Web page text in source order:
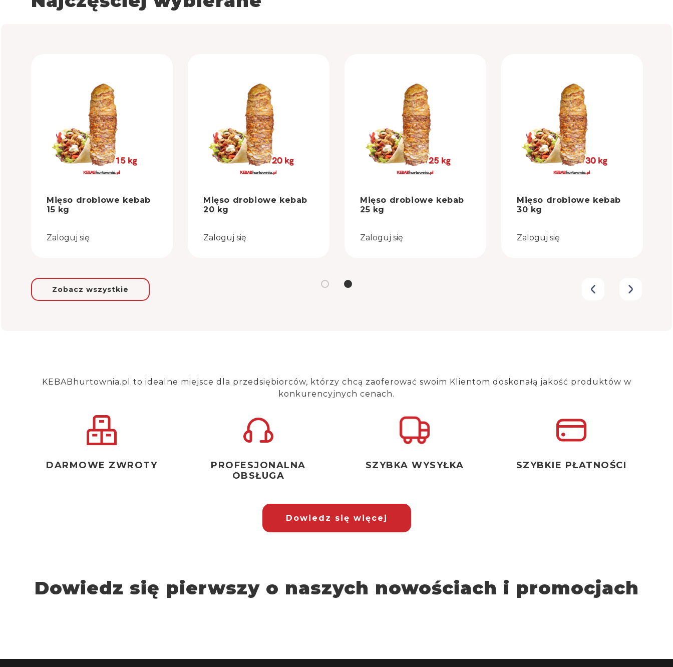
Mięso drobiowe kebab
15 kg
Zaloguj się
Mięso drobiowe kebab
20 kg
Zaloguj się
Mięso drobiowe kebab
25 kg
Zaloguj się
Mięso drobiowe kebab
30 kg
Zaloguj się
Zobacz wszystkie
KEBABhurtownia.pl to idealne miejsce dla przedsiębiorców, którzy chcą zaoferować swoim Klientom doskonałą jakość produktów w
konkurencyjnych cenach.
DARMOWE ZWROTY
PROFESJONALNA
OBSŁUGA
SZYBKA WYSYŁKA SZYBKIE PŁATNOŚCI
Dowiedz się więcej
Dowiedz się pierwszy o naszych nowościach i promocjach